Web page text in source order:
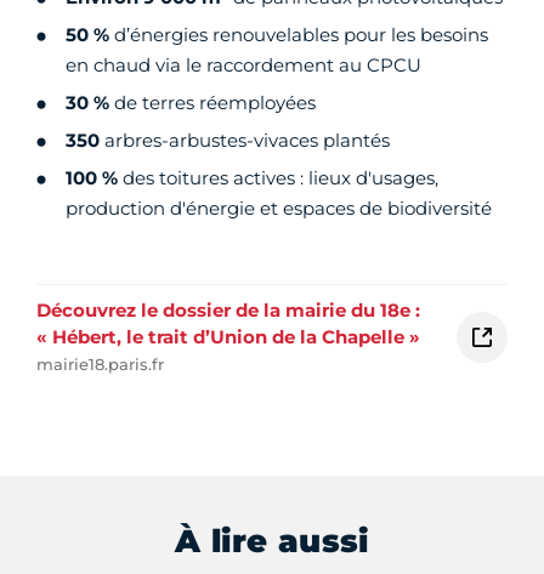
50 % d’énergies renouvelables pour les besoins
en chaud via le raccordement au CPCU
30 % de terres réemployées
350 arbres-arbustes-vivaces plantés
100 % des toitures actives : lieux d'usages,
production d'énergie et espaces de biodiversité
Découvrez le dossier de la mairie du 18e :
« Hébert, le trait d’Union de la Chapelle »
mairie18.paris.fr
À lire aussi